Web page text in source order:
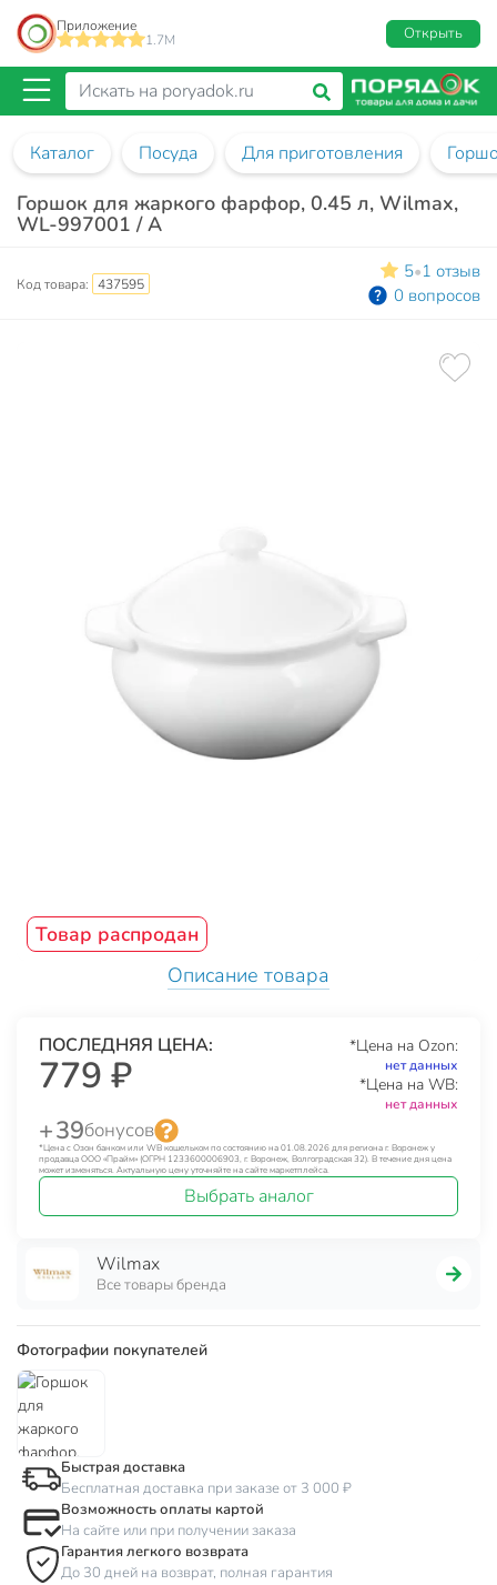
Приложение
1.7M
Открыть
Каталог Посуда Для приготовления
Горшок для жаркого фарфор, 0.45 л, Wilmax,
WL-997001 / A
Код товара: 437595
5•1 отзыв
0 вопросов
Товар распродан
Описание товара
ПОСЛЕДНЯЯ ЦЕНА:
779 ₽
*Цена на Ozon:
нет данных
*Цена на WB:
нет данных
+ 39бонусов
*Цена с Озон банком или WB кошельком по состоянию на 01.08.2026 для региона г. Воронеж у
продавца ООО «Прайм» (ОГРН 1233600006903, г. Воронеж, Волгоградская 32). В течение дня цена
может изменяться. Актуальную цену уточняйте на сайте маркетплейса.
Выбрать аналог
Wilmax
Все товары бренда
Фотографии покупателей
Быстрая доставка
Бесплатная доставка при заказе от 3 000 ₽
Возможность оплаты картой
На сайте или при получении заказа
Гарантия легкого возврата
До 30 дней на возврат, полная гарантия